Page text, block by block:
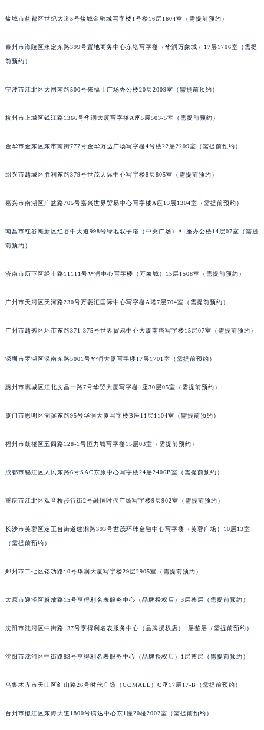
盐城市盐都区世纪大道5号盐城金融城写字楼1号楼16层1604室（需提前预约）
泰州市海陵区永定东路399号置地商务中心东塔写字楼（华润万象城）17层1706室（需提
前预约）
宁波市江北区大闸南路500号来福士广场办公楼20层2009室（需提前预约）
杭州市上城区钱江路1366号华润大厦写字楼A座5层503-5室（需提前预约）
金华市金东区东市南街777号金华万达广场写字楼4号楼22层2209室（需提前预约）
绍兴市越城区胜利东路379号世茂天际中心写字楼8层805室（需提前预约）
嘉兴市南湖区广益路705号嘉兴世界贸易中心写字楼A座13层1304室（需提前预约）
南昌市红谷滩新区红谷中大道998号绿地双子塔（中央广场）A1座办公楼14层07室（需提
前预约）
济南市历下区经十路11111号华润中心写字楼（万象城）15层1508室（需提前预约）
广州市天河区天河路230号万菱汇国际中心写字楼A塔7层704室（需提前预约）
广州市越秀区环市东路371-375号世界贸易中心大厦南塔写字楼15层07室（需提前预约）
深圳市罗湖区深南东路5001号华润大厦写字楼17层1701室（需提前预约）
惠州市惠城区江北文昌一路7号华贸大厦写字楼1座30层05室（需提前预约）
厦门市思明区湖滨东路95号华润大厦写字楼B座11层1104室（需提前预约）
福州市鼓楼区五四路128-1号恒力城写字楼15层03室（需提前预约）
成都市锦江区人民东路6号SAC东原中心写字楼24层2406B室（需提前预约）
重庆市江北区观音桥步行街2号融恒时代广场写字楼9层902室（需提前预约）
长沙市芙蓉区定王台街道建湘路393号世茂环球金融中心写字楼（芙蓉广场）10层13室
（需提前预约）
郑州市二七区铭功路10号华润大厦写字楼29层2905室（需提前预约）
太原市迎泽区解放路15号亨得利名表服务中心（品牌授权店）3层整层（需提前预约）
沈阳市沈河区中街路137号亨得利名表服务中心（品牌授权店）1层整层（需提前预约）
沈阳市沈河区中街路83号亨得利名表服务中心（品牌授权店）1层整层（需提前预约）
乌鲁木齐市天山区红山路26号时代广场（CCMALL）C座17层17-B（需提前预约）
台州市椒江区东海大道1800号腾达中心东1幢20楼2002室（需提前预约）